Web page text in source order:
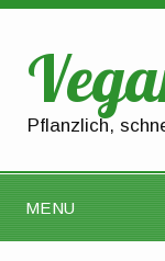
Pflanzlich,
MENU